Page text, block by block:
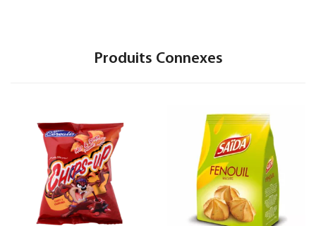
Produits Connexes